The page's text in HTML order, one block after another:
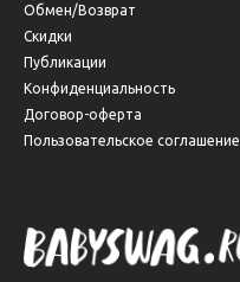
Обмен/Возврат
Скидки
Публикации
Конфиденциальность
Договор-оферта
Пользовательское соглашение